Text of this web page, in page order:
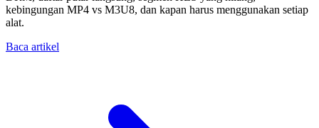
kebingungan MP4 vs M3U8, dan kapan harus menggunakan setiap
alat.
Baca artikel